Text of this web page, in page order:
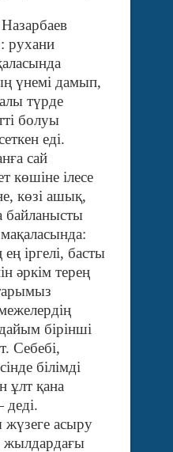
рухани
үнемі дамып,
түрде
болуы
еді.
сай
көшіне ілесе
көзі ашық,
байланысты
іргелі, басты
әркім терең
бірінші
Себебі,
білімді
ұлт қана
деді.
асыру
жылдардағы